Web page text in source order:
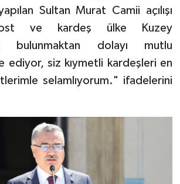
Sultan Murat Camii açılışı
ve kardeş ülke Kuzey
bulunmaktan dolayı mutlu
ediyor, siz kıymetli kardeşleri en
selamlıyorum." ifadelerini
Müftülüğü